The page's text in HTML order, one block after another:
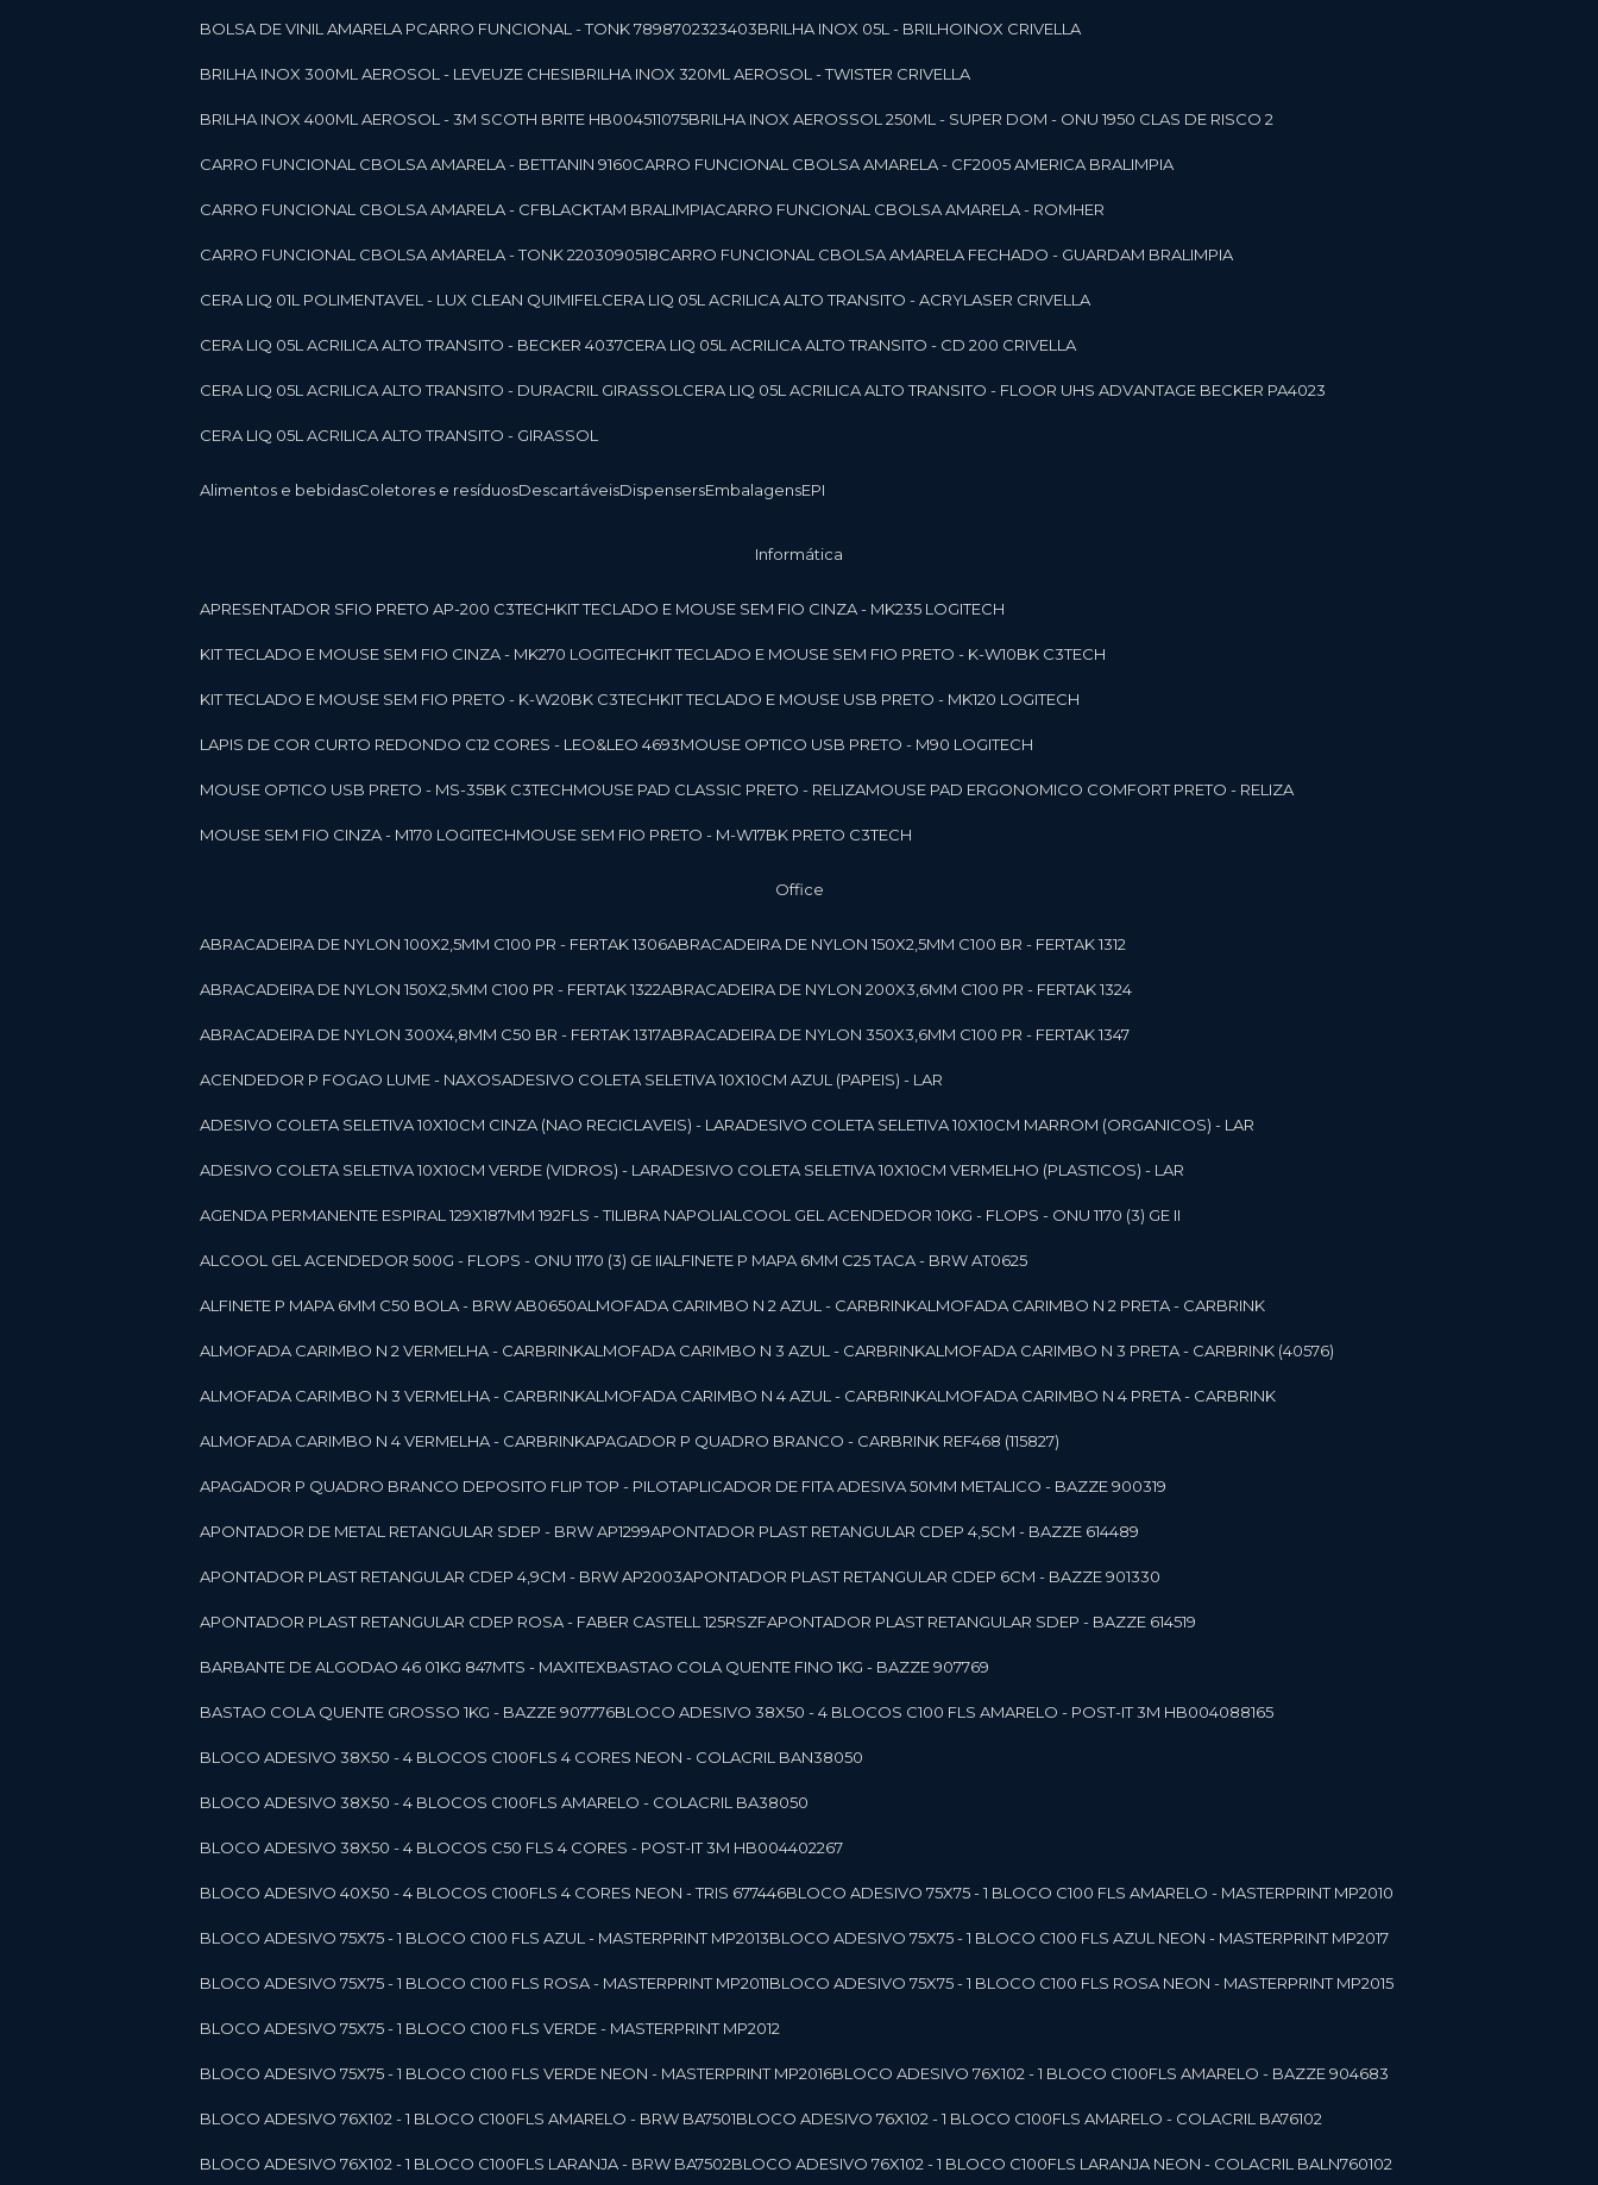
BOLSA DE VINIL AMARELA PCARRO FUNCIONAL - TONK 7898702323403 BRILHA INOX 05L - BRILHOINOX CRIVELLA
BRILHA INOX 300ML AEROSOL - LEVEUZE CHESI BRILHA INOX 320ML AEROSOL - TWISTER CRIVELLA
BRILHA INOX 400ML AEROSOL - 3M SCOTH BRITE HB004511075 BRILHA INOX AEROSSOL 250ML - SUPER DOM - ONU 1950 CLAS DE RISCO 2
CARRO FUNCIONAL CBOLSA AMARELA - BETTANIN 9160 CARRO FUNCIONAL CBOLSA AMARELA - CF2005 AMERICA BRALIMPIA
CARRO FUNCIONAL CBOLSA AMARELA - CFBLACKTAM BRALIMPIA CARRO FUNCIONAL CBOLSA AMARELA - ROMHER
CARRO FUNCIONAL CBOLSA AMARELA - TONK 2203090518 CARRO FUNCIONAL CBOLSA AMARELA FECHADO - GUARDAM BRALIMPIA
CERA LIQ 01L POLIMENTAVEL - LUX CLEAN QUIMIFEL CERA LIQ 05L ACRILICA ALTO TRANSITO - ACRYLASER CRIVELLA
CERA LIQ 05L ACRILICA ALTO TRANSITO - BECKER 4037 CERA LIQ 05L ACRILICA ALTO TRANSITO - CD 200 CRIVELLA
CERA LIQ 05L ACRILICA ALTO TRANSITO - DURACRIL GIRASSOL CERA LIQ 05L ACRILICA ALTO TRANSITO - FLOOR UHS ADVANTAGE BECKER PA4023
CERA LIQ 05L ACRILICA ALTO TRANSITO - GIRASSOL
Alimentos e bebidas Coletores e resíduos Descartáveis Dispensers Embalagens EPI
Informática
APRESENTADOR SFIO PRETO AP-200 C3TECH KIT TECLADO E MOUSE SEM FIO CINZA - MK235 LOGITECH
KIT TECLADO E MOUSE SEM FIO CINZA - MK270 LOGITECH KIT TECLADO E MOUSE SEM FIO PRETO - K-W10BK C3TECH
KIT TECLADO E MOUSE SEM FIO PRETO - K-W20BK C3TECH KIT TECLADO E MOUSE USB PRETO - MK120 LOGITECH
LAPIS DE COR CURTO REDONDO C12 CORES - LEO&LEO 4693 MOUSE OPTICO USB PRETO - M90 LOGITECH
MOUSE OPTICO USB PRETO - MS-35BK C3TECH MOUSE PAD CLASSIC PRETO - RELIZA MOUSE PAD ERGONOMICO COMFORT PRETO - RELIZA
MOUSE SEM FIO CINZA - M170 LOGITECH MOUSE SEM FIO PRETO - M-W17BK PRETO C3TECH
Office
ABRACADEIRA DE NYLON 100X2,5MM C100 PR - FERTAK 1306 ABRACADEIRA DE NYLON 150X2,5MM C100 BR - FERTAK 1312
ABRACADEIRA DE NYLON 150X2,5MM C100 PR - FERTAK 1322 ABRACADEIRA DE NYLON 200X3,6MM C100 PR - FERTAK 1324
ABRACADEIRA DE NYLON 300X4,8MM C50 BR - FERTAK 1317 ABRACADEIRA DE NYLON 350X3,6MM C100 PR - FERTAK 1347
ACENDEDOR P FOGAO LUME - NAXOS ADESIVO COLETA SELETIVA 10X10CM AZUL (PAPEIS) - LAR
ADESIVO COLETA SELETIVA 10X10CM CINZA (NAO RECICLAVEIS) - LAR ADESIVO COLETA SELETIVA 10X10CM MARROM (ORGANICOS) - LAR
ADESIVO COLETA SELETIVA 10X10CM VERDE (VIDROS) - LAR ADESIVO COLETA SELETIVA 10X10CM VERMELHO (PLASTICOS) - LAR
AGENDA PERMANENTE ESPIRAL 129X187MM 192FLS - TILIBRA NAPOLI ALCOOL GEL ACENDEDOR 10KG - FLOPS - ONU 1170 (3) GE II
ALCOOL GEL ACENDEDOR 500G - FLOPS - ONU 1170 (3) GE II ALFINETE P MAPA 6MM C25 TACA - BRW AT0625
ALFINETE P MAPA 6MM C50 BOLA - BRW AB0650 ALMOFADA CARIMBO N 2 AZUL - CARBRINK ALMOFADA CARIMBO N 2 PRETA - CARBRINK
ALMOFADA CARIMBO N 2 VERMELHA - CARBRINK ALMOFADA CARIMBO N 3 AZUL - CARBRINK ALMOFADA CARIMBO N 3 PRETA - CARBRINK (40576)
ALMOFADA CARIMBO N 3 VERMELHA - CARBRINK ALMOFADA CARIMBO N 4 AZUL - CARBRINK ALMOFADA CARIMBO N 4 PRETA - CARBRINK
ALMOFADA CARIMBO N 4 VERMELHA - CARBRINK APAGADOR P QUADRO BRANCO - CARBRINK REF468 (115827)
APAGADOR P QUADRO BRANCO DEPOSITO FLIP TOP - PILOT APLICADOR DE FITA ADESIVA 50MM METALICO - BAZZE 900319
APONTADOR DE METAL RETANGULAR SDEP - BRW AP1299 APONTADOR PLAST RETANGULAR CDEP 4,5CM - BAZZE 614489
APONTADOR PLAST RETANGULAR CDEP 4,9CM - BRW AP2003 APONTADOR PLAST RETANGULAR CDEP 6CM - BAZZE 901330
APONTADOR PLAST RETANGULAR CDEP ROSA - FABER CASTELL 125RSZF APONTADOR PLAST RETANGULAR SDEP - BAZZE 614519
BARBANTE DE ALGODAO 46 01KG 847MTS - MAXITEX BASTAO COLA QUENTE FINO 1KG - BAZZE 907769
BASTAO COLA QUENTE GROSSO 1KG - BAZZE 907776 BLOCO ADESIVO 38X50 - 4 BLOCOS C100 FLS AMARELO - POST-IT 3M HB004088165
BLOCO ADESIVO 38X50 - 4 BLOCOS C100FLS 4 CORES NEON - COLACRIL BAN38050
BLOCO ADESIVO 38X50 - 4 BLOCOS C100FLS AMARELO - COLACRIL BA38050
BLOCO ADESIVO 38X50 - 4 BLOCOS C50 FLS 4 CORES - POST-IT 3M HB004402267
BLOCO ADESIVO 40X50 - 4 BLOCOS C100FLS 4 CORES NEON - TRIS 677446 BLOCO ADESIVO 75X75 - 1 BLOCO C100 FLS AMARELO - MASTERPRINT MP2010
BLOCO ADESIVO 75X75 - 1 BLOCO C100 FLS AZUL - MASTERPRINT MP2013 BLOCO ADESIVO 75X75 - 1 BLOCO C100 FLS AZUL NEON - MASTERPRINT MP2017
BLOCO ADESIVO 75X75 - 1 BLOCO C100 FLS ROSA - MASTERPRINT MP2011 BLOCO ADESIVO 75X75 - 1 BLOCO C100 FLS ROSA NEON - MASTERPRINT MP2015
BLOCO ADESIVO 75X75 - 1 BLOCO C100 FLS VERDE - MASTERPRINT MP2012
BLOCO ADESIVO 75X75 - 1 BLOCO C100 FLS VERDE NEON - MASTERPRINT MP2016 BLOCO ADESIVO 76X102 - 1 BLOCO C100FLS AMARELO - BAZZE 904683
BLOCO ADESIVO 76X102 - 1 BLOCO C100FLS AMARELO - BRW BA7501 BLOCO ADESIVO 76X102 - 1 BLOCO C100FLS AMARELO - COLACRIL BA76102
BLOCO ADESIVO 76X102 - 1 BLOCO C100FLS LARANJA - BRW BA7502 BLOCO ADESIVO 76X102 - 1 BLOCO C100FLS LARANJA NEON - COLACRIL BALN760102